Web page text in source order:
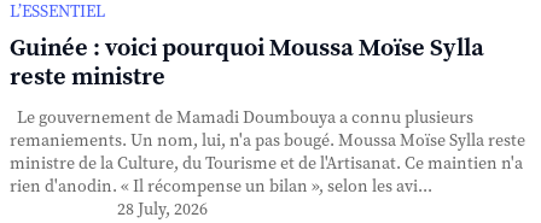
L’ESSENTIEL
Guinée : voici pourquoi Moussa Moïse Sylla
reste ministre
Le gouvernement de Mamadi Doumbouya a connu plusieurs
remaniements. Un nom, lui, n'a pas bougé. Moussa Moïse Sylla reste
ministre de la Culture, du Tourisme et de l'Artisanat. Ce maintien n'a
rien d'anodin. « Il récompense un bilan », selon les avi...
28 July, 2026